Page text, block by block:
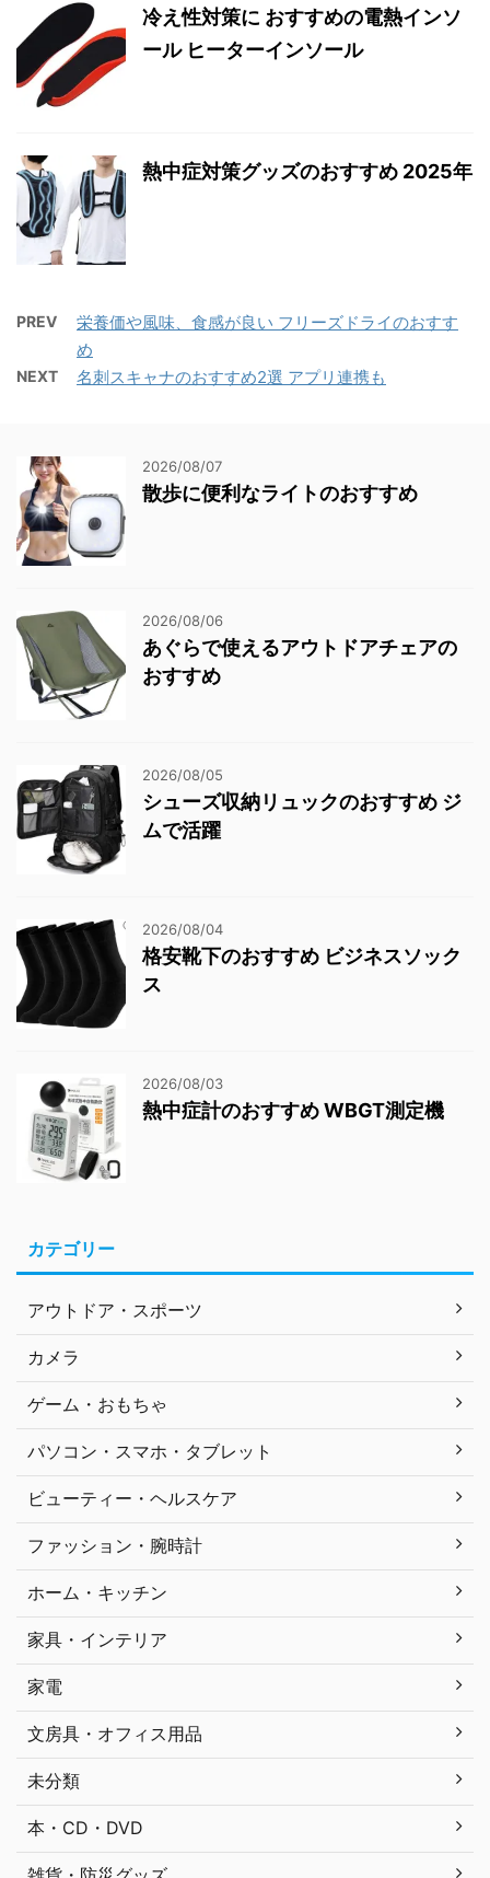
冷え性対策に おすすめの電熱インソ
ール ヒーターインソール
熱中症対策グッズのおすすめ 2025年
PREV
栄養価や風味、食感が良い フリーズドライのおすす
め
NEXT 名刺スキャナのおすすめ2選 アプリ連携も
2026/08/07
散歩に便利なライトのおすすめ
2026/08/06
あぐらで使えるアウトドアチェアの
おすすめ
2026/08/05
シューズ収納リュックのおすすめ ジ
ムで活躍
2026/08/04
格安靴下のおすすめ ビジネスソック
ス
2026/08/03
熱中症計のおすすめ WBGT測定機
カテゴリー
アウトドア・スポーツ
カメラ
ゲーム・おもちゃ
パソコン・スマホ・タブレット
ビューティー・ヘルスケア
ファッション・腕時計
ホーム・キッチン
家具・インテリア
家電
文房具・オフィス用品
未分類
本・CD・DVD